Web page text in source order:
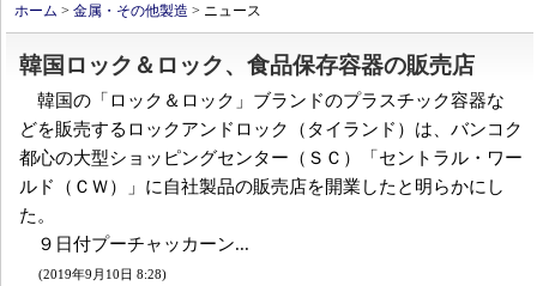
ホーム > 金属・その他製造 > ニュース
韓国ロック＆ロック、食品保存容器の販売店
韓国の「ロック＆ロック」ブランドのプラスチック容器な
どを販売するロックアンドロック（タイランド）は、バンコク
都心の大型ショッピングセンター（ＳＣ）「セントラル・ワー
ルド（ＣＷ）」に自社製品の販売店を開業したと明らかにし
た。
９日付プーチャッカーン...
(2019年9月10日 8:28)